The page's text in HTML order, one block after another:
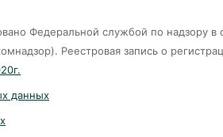
Федеральной службой по надзору
Реестровая запись о
данных